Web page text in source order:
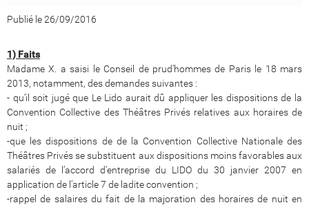
Publié le 26/09/2016
1) Faits
Madame X. a saisi le Conseil de prud’hommes de Paris le 18 mars
2013, notamment, des demandes suivantes :
- qu’il soit jugé que Le Lido aurait dû appliquer les dispositions de la
Convention Collective des Théâtres Privés relatives aux horaires de
nuit ;
-que les dispositions de de la Convention Collective Nationale des
Théâtres Privés se substituent aux dispositions moins favorables aux
salariés de l’accord d’entreprise du LIDO du 30 janvier 2007 en
application de l’article 7 de ladite convention ;
-rappel de salaires du fait de la majoration des horaires de nuit en